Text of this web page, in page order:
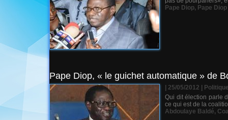
Pape Diop, Pape
Pape Diop, « le guichet automatique » de
| 25/05/2012
Politique
Qui dit élection parle
ce qui est de la
Abdoulaye Baldé,